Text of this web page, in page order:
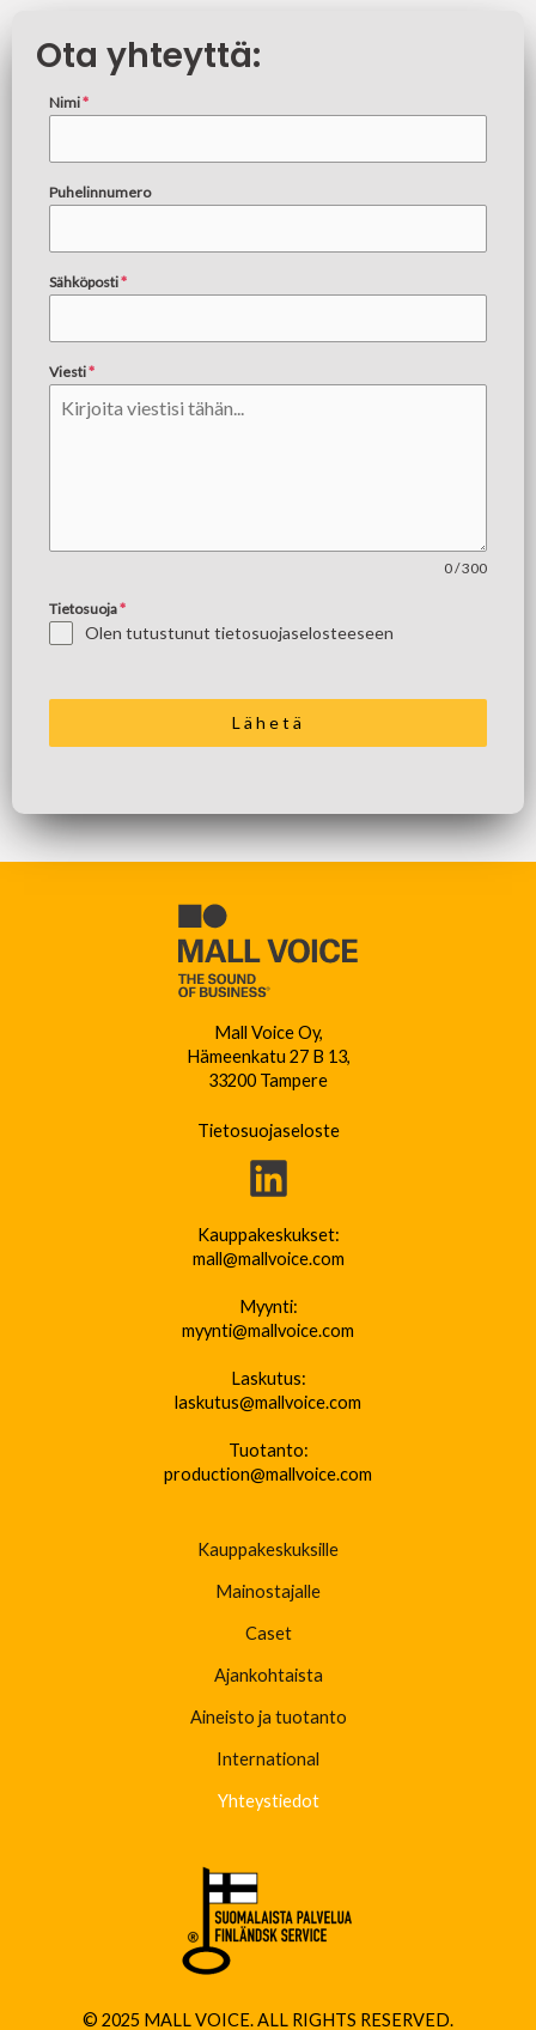
Ota yhteyttä:
Nimi*
Puhelinnumero
Sähköposti*
Viesti*
0 / 300
Tietosuoja*
Olen tutustunut tietosuojaselosteeseen
Lähetä
Mall Voice Oy,
Hämeenkatu 27 B 13,
33200 Tampere
Tietosuojaseloste
Kauppakeskukset:
mall@mallvoice.com
Myynti:
myynti@mallvoice.com
Laskutus:
laskutus@mallvoice.com
Tuotanto:
production@mallvoice.com
Kauppakeskuksille
Mainostajalle
Caset
Ajankohtaista
Aineisto ja tuotanto
International
Yhteystiedot
© 2025 MALL VOICE. ALL RIGHTS RESERVED.